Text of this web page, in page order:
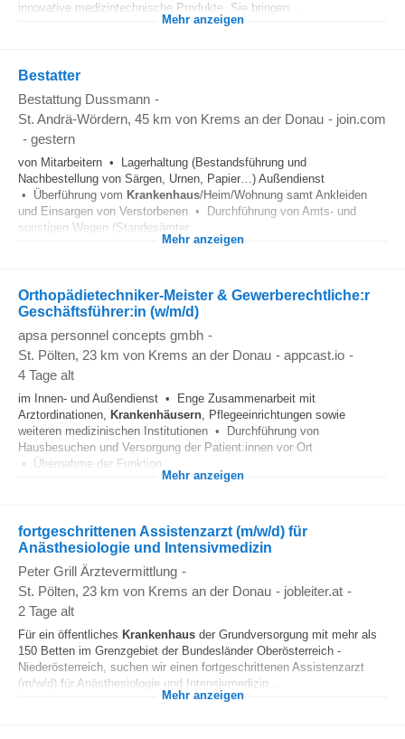
innovative medizintechnische Produkte. Sie bringen...
Mehr anzeigen
Bestatter
Bestattung Dussmann -
St. Andrä-Wördern, 45 km von Krems an der Donau - join.com
- gestern
von Mitarbeitern • Lagerhaltung (Bestandsführung und
Nachbestellung von Särgen, Urnen, Papier…) Außendienst
• Überführung vom Krankenhaus/Heim/Wohnung samt Ankleiden
und Einsargen von Verstorbenen • Durchführung von Amts- und
sonstigen Wegen (Standesämter...
Mehr anzeigen
Orthopädietechniker-Meister & Gewerberechtliche:r
Geschäftsführer:in (w/m/d)
apsa personnel concepts gmbh -
St. Pölten, 23 km von Krems an der Donau - appcast.io -
4 Tage alt
im Innen- und Außendienst • Enge Zusammenarbeit mit
Arztordinationen, Krankenhäusern, Pflegeeinrichtungen sowie
weiteren medizinischen Institutionen • Durchführung von
Hausbesuchen und Versorgung der Patient:innen vor Ort
• Übernahme der Funktion...
Mehr anzeigen
fortgeschrittenen Assistenzarzt (m/w/d) für
Anästhesiologie und Intensivmedizin
Peter Grill Ärztevermittlung -
St. Pölten, 23 km von Krems an der Donau - jobleiter.at -
2 Tage alt
Für ein öffentliches Krankenhaus der Grundversorgung mit mehr als
150 Betten im Grenzgebiet der Bundesländer Oberösterreich -
Niederösterreich, suchen wir einen fortgeschrittenen Assistenzarzt
(m/w/d) für Anästhesiologie und Intensivmedizin...
Mehr anzeigen